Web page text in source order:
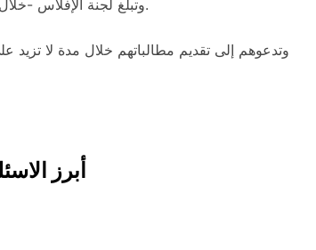
وتبلغ لجنة الإفلاس -خلال (خمسة) أيام من تاريخ افتتاح الإجراء- الدائنين المعلومين لديها بالحكم.
وتدعوهم إلى تقديم مطالباتهم خلال مدة لا
أبرز